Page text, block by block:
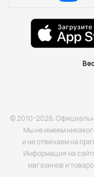
© 2010-2026.
Мы не имеем
и не отвечаем на
Информация на
магазинов и